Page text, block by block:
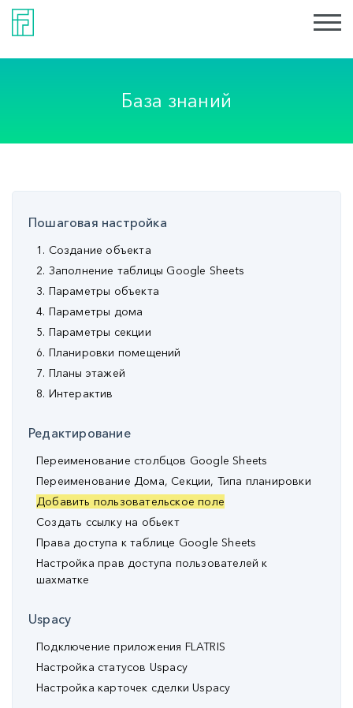
База знаний
Пошаговая настройка
1. Создание объекта
2. Заполнение таблицы Google Sheets
3. Параметры объекта
4. Параметры дома
5. Параметры секции
6. Планировки помещений
7. Планы этажей
8. Интерактив
Редактирование
Переименование столбцов Google Sheets
Переименование Дома, Секции, Типа планировки
Добавить пользовательское поле
Создать ссылку на обьект
Права доступа к таблице Google Sheets
Настройка прав доступа пользователей к
шахматке
Uspacy
Подключение приложения FLATRIS
Настройка статусов Uspacy
Настройка карточек сделки Uspacy